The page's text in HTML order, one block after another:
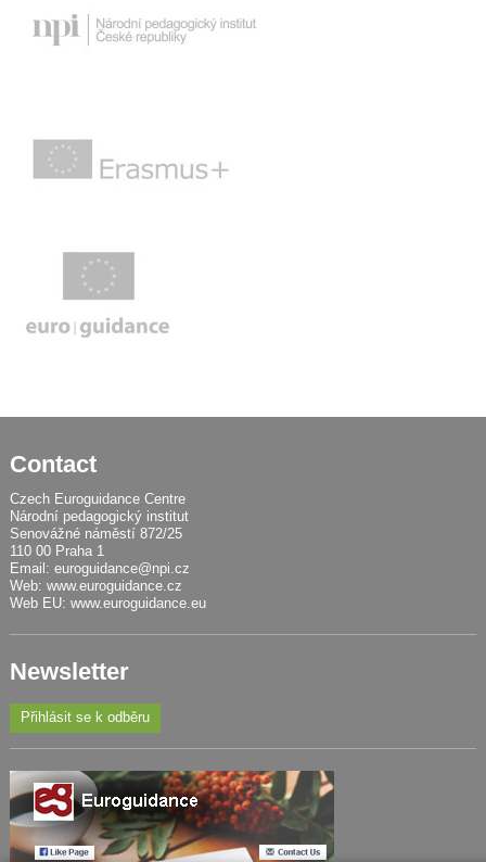
Contact
Czech Euroguidance Centre
Národní pedagogický institut
Senovážné náměstí 872/25
110 00 Praha 1
Email: euroguidance@npi.cz
Web: www.euroguidance.cz
Web EU: www.euroguidance.eu
Newsletter
Přihlásit se k odběru